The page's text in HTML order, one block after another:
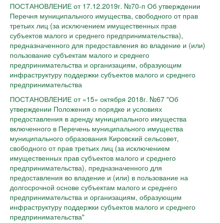
ПОСТАНОВЛЕНИЕ от 17.12.2019г. №70-п Об утверждении
Перечня муниципального имущества, свободного от прав
третьих лиц (за исключением имущественных прав
субъектов малого и среднего предпринимательства),
предназначенного для предоставления во владение и (или)
пользование субъектам малого и среднего
предпринимательства и организациям, образующим
инфраструктуру поддержки субъектов малого и среднего
предпринимательства
ПОСТАНОВЛЕНИЕ от «15» октября 2018г. №67 "Об
утверждении Положения о порядке и условиях
предоставления в аренду муниципального имущества
включенного в Перечень муниципального имущества
муниципального образования Кировский сельсовет,
свободного от прав третьих лиц (за исключением
имущественных прав субъектов малого и среднего
предпринимательства), предназначенного для
предоставления во владение и (или) в пользование на
долгосрочной основе субъектам малого и среднего
предпринимательства и организациям, образующим
инфраструктуру поддержки субъектов малого и среднего
предпринимательства"